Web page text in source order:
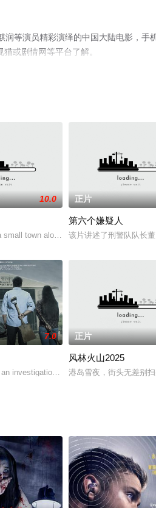
等演员精彩演绎的中国大陆电影，手
或剧情网等平台了解。
兵 饰）侦察发现，会计小楚（梁玉瑾
，并陷入了一个充满谎言、不忠和数字
10.0
small town along the U.S. & Mexico bo
正片
第六个嫌疑人
该片讲述了刑警队队长
恶扬善为己任，因不耻代人作恶，不想
7.0
investigation and a family which is th
正片
风林火山2025
港岛雪夜，街头无差别